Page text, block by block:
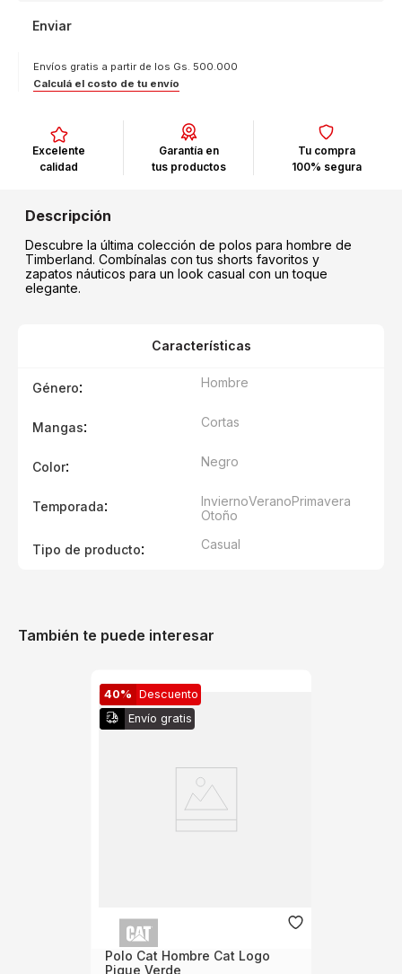
Enviar
Envíos gratis a partir de los Gs. 500.000
Calculá el costo de tu envío
Excelente
calidad
Garantía en
tus productos
Tu compra
100% segura
Descubre la última colección de polos para hombre de
Timberland. Combínalas con tus shorts favoritos y
zapatos náuticos para un look casual con un toque
elegante.
Características
Género: Hombre
Mangas: Cortas
Color: Negro
Temporada: InviernoVeranoPrimavera
Otoño
Tipo de producto: Casual
También te puede interesar
40% Descuento
Envío gratis
Polo Cat Hombre Cat Logo
Pique Verde